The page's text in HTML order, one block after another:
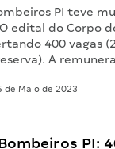
PI teve
edital do Corpo
400 vagas
A
de Maio de 2023
PI: